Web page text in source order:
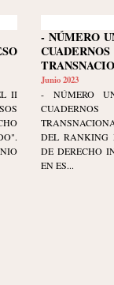
II
- NÚMERO
Junio 2023
- NÚMERO
DEL RANKING
DE DERECHO
EN ES...